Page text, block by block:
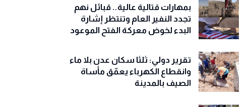
بمهارات قتالية عالية.. قبائل نهم
تجدد النفير العام وتنتظر إشارة
البدء لخوض معركة الفتح الموعود
تقرير دولي: ثلثا سكان عدن بلا ماء
وانقطاع الكهرباء يعمّق مأساة
الصيف بالمدينة